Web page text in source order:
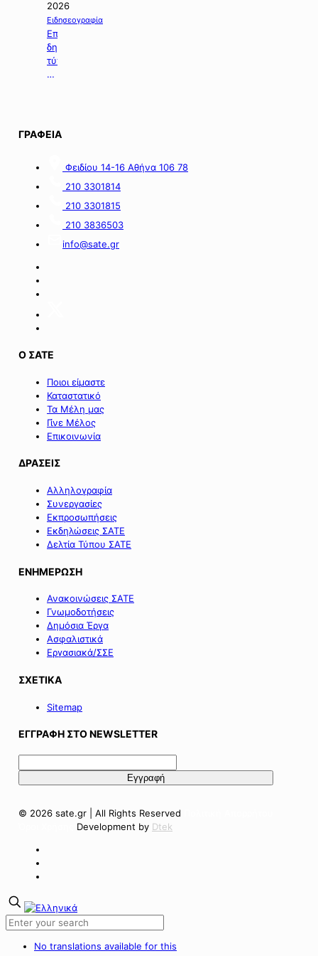
τη
χορήγηση
ενίσχυσης
σε
επιχειρήσεις
της
Σαμοθράκης».
2026
Ειδησεογραφία
Επιλογή
δημοσιευμάτων
τύπου
της
ΓΡΑΦΕΙΑ
Φειδίου 14-16 Αθήνα 106 78
210 3301814
210 3301815
210 3836503
info@sate.gr
Ο ΣΑΤΕ
Ποιοι είμαστε
Καταστατικό
Τα Μέλη μας
Γίνε Μέλος
Επικοινωνία
ΔΡΑΣΕΙΣ
Αλληλογραφία
Συνεργασίες
Εκπροσωπήσεις
Εκδηλώσεις ΣΑΤΕ
Δελτία Τύπου ΣΑΤΕ
ΕΝΗΜΕΡΩΣΗ
Ανακοινώσεις ΣΑΤΕ
Γνωμοδοτήσεις
Δημόσια Έργα
Ασφαλιστικά
Εργασιακά/ΣΣΕ
ΣΧΕΤΙΚΑ
Sitemap
ΕΓΓΡΑΦΗ ΣΤΟ NEWSLETTER
© 2026 sate.gr | All Rights Reserved
Development by Dtek
No translations available for this